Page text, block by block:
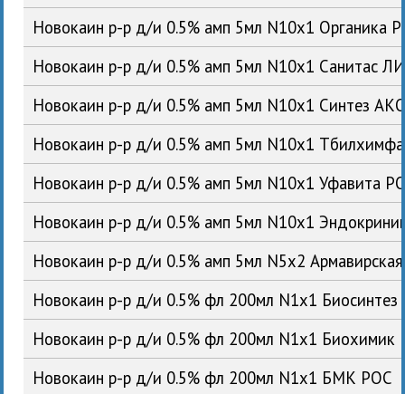
Новокаин р-р д/и 0.5% амп 5мл N10x1 Органика
Новокаин р-р д/и 0.5% амп 5мл N10x1 Санитас
Новокаин р-р д/и 0.5% амп 5мл N10x1 Синтез
Новокаин р-р д/и 0.5% амп 5мл N10x1
Новокаин р-р д/и 0.5% амп 5мл N10x1 Уфавита
Новокаин р-р д/и 0.5% амп 5мл N10x1
Новокаин р-р д/и 0.5% амп 5мл N5x2
Новокаин р-р д/и 0.5% фл 200мл N1x1
Новокаин р-р д/и 0.5% фл 200мл N1x1 Биохимик
Новокаин р-р д/и 0.5% фл 200мл N1x1 БМК РОС